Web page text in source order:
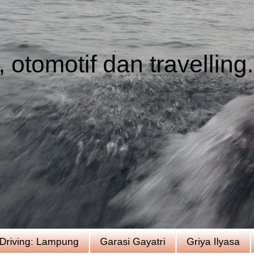
otomotif dan travelling.
Lampung Garasi Gayatri Griya Ilyasa